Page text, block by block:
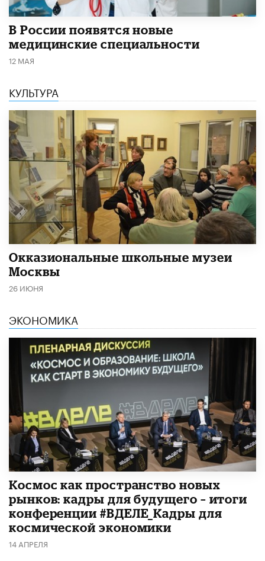
В России появятся новые
медицинские специальности
12 МАЯ
КУЛЬТУРА
​Окказиональные школьные музеи
Москвы
26 ИЮНЯ
ЭКОНОМИКА
Космос как пространство новых
рынков: кадры для будущего – итоги
конференции #ВДЕЛЕ_Кадры для
космической экономики
14 АПРЕЛЯ